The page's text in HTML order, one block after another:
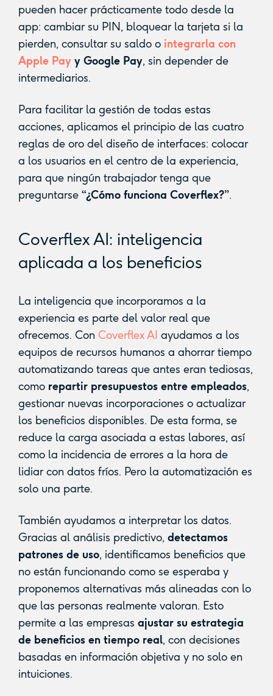
pueden hacer prácticamente todo desde la
app: cambiar su PIN, bloquear la tarjeta si la
pierden, consultar su saldo o integrarla con
Apple Payy Google Pay, sin depender de
intermediarios.
Para facilitar la gestión de todas estas
acciones, aplicamos el principio de las cuatro
reglas de oro del diseño de interfaces: colocar
a los usuarios en el centro de la experiencia,
para que ningún trabajador tenga que
preguntarse “¿Cómo funciona Coverflex?”.
Coverflex AI: inteligencia
aplicada a los beneficios
La inteligencia que incorporamos a la
experiencia es parte del valor real que
ofrecemos. Con Coverflex AI ayudamos a los
equipos de recursos humanos a ahorrar tiempo
automatizando tareas que antes eran tediosas,
como repartir presupuestos entre empleados,
gestionar nuevas incorporaciones o actualizar
los beneficios disponibles. De esta forma, se
reduce la carga asociada a estas labores, así
como la incidencia de errores a la hora de
lidiar con datos fríos. Pero la automatización es
solo una parte.
También ayudamos a interpretar los datos.
Gracias al análisis predictivo, detectamos
patrones de uso, identificamos beneficios que
no están funcionando como se esperaba y
proponemos alternativas más alineadas con lo
que las personas realmente valoran. Esto
permite a las empresas ajustar su estrategia
de beneficios en tiempo real, con decisiones
basadas en información objetiva y no solo en
intuiciones.